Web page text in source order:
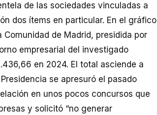
de las sociedades vinculadas a
dos ítems en particular. En el gráfico
Comunidad de Madrid, presidida por
empresarial del investigado
en 2024. El total asciende a
se apresuró el pasado
en unos pocos concursos que
y solicitó “no generar